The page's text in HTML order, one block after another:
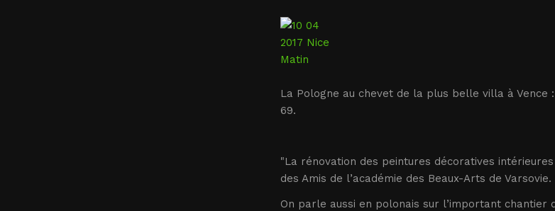
La Pologne au chevet de la plus belle villa à Vence
69.
"La rénovation des peintures décoratives
des Amis de l’académie des Beaux-Arts de
On parle aussi en polonais sur l’important